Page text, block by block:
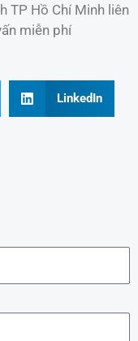
TP Hồ Chí Minh liên
miễn phí
LinkedIn